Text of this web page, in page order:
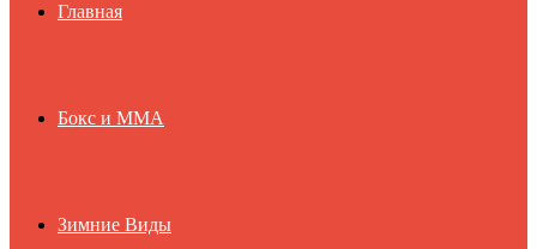
Главная
Бокс и ММА
Зимние Виды